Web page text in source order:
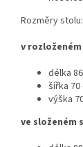
Rozměry stolu:
v
délka
šířka 70
výška
ve složeném